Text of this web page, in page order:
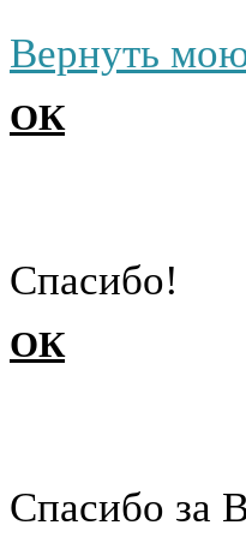
Вернуть
ОК
Cпасибо!
ОК
Cпасибо за